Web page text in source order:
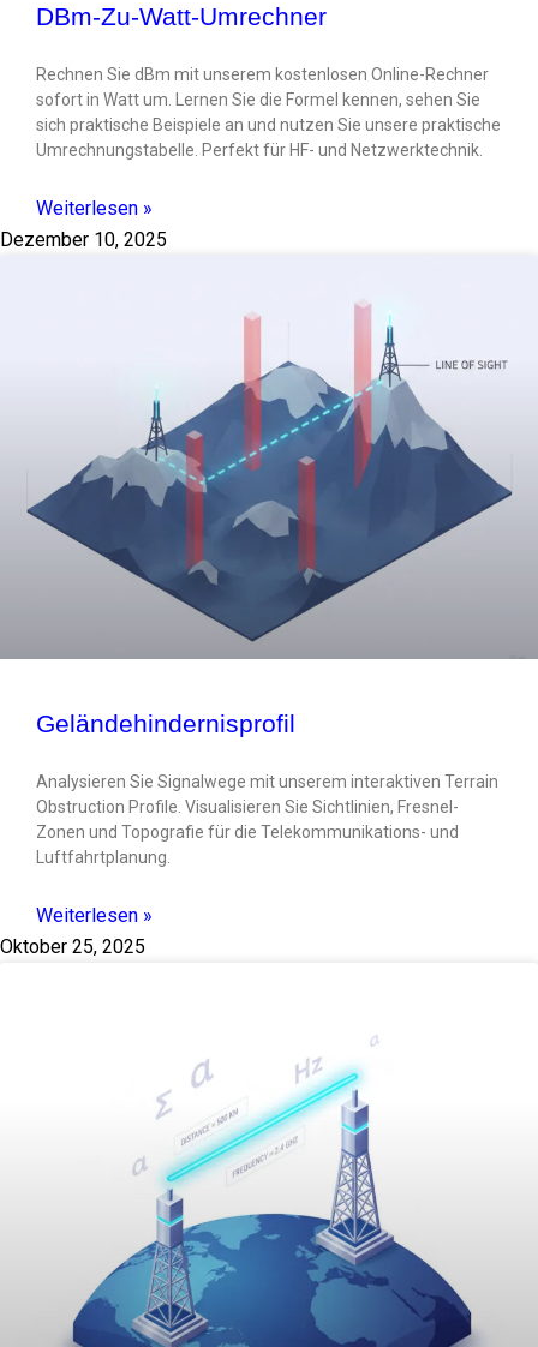
DBm-Zu-Watt-Umrechner
Rechnen Sie dBm mit unserem kostenlosen Online-Rechner
sofort in Watt um. Lernen Sie die Formel kennen, sehen Sie
sich praktische Beispiele an und nutzen Sie unsere praktische
Umrechnungstabelle. Perfekt für HF- und Netzwerktechnik.
Weiterlesen »
Dezember 10, 2025
Geländehindernisprofil
Analysieren Sie Signalwege mit unserem interaktiven Terrain
Obstruction Profile. Visualisieren Sie Sichtlinien, Fresnel-
Zonen und Topografie für die Telekommunikations- und
Luftfahrtplanung.
Weiterlesen »
Oktober 25, 2025